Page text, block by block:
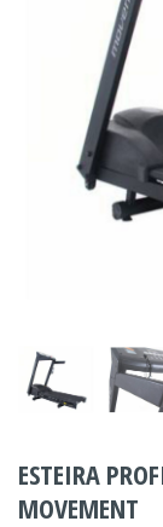
ESTEIRA
MOVEMENT